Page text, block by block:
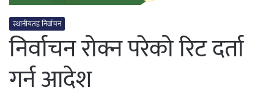
स्थानीयतह निर्वाचन
निर्वाचन रोक्न परेको रिट दर्ता
गर्न आदेश